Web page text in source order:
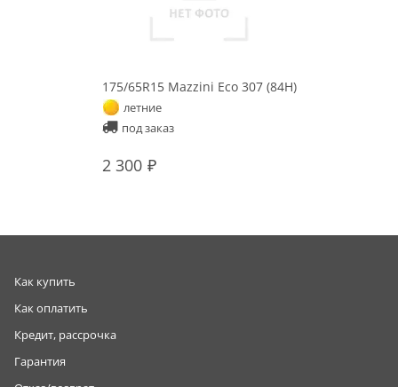
175/65R15 Mazzini Eco 307 (84H)
летние
под заказ
2 300
Как купить
Как оплатить
Кредит, рассрочка
Гарантия